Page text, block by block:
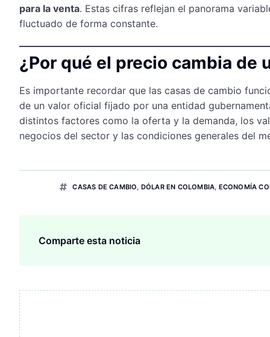
para la venta. Estas cifras reflejan el panorama
fluctuado de forma constante.
¿Por qué el precio cambia de
Es importante recordar que las casas de cambio
de un valor oficial fijado por una entidad
distintos factores como la oferta y la demanda, los
negocios del sector y las condiciones generales del
CASAS DE CAMBIO, DÓLAR EN COLOMBIA, ECONOMÍA
Comparte esta noticia